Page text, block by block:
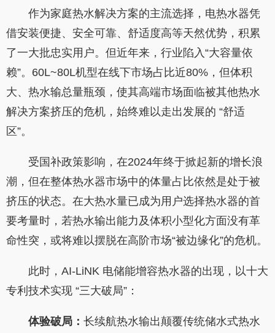
作为家庭热水解决方案的主流选择，电热水器凭
借安装便捷、安全可靠、舒适度高等天然优势，积累
了一大批忠实用户。但近年来，行业陷入“大容量依
赖”。60L~80L机型在线下市场占比近80%，但体积
大、热水输总量瓶颈，使其高端市场面临被其他热水
解决方案挤压的危机，始终难以走出发展的 “舒适
区”。
受国补政策影响，在2024年终于掀起新的增长浪
潮，但在整体热水器市场中的体量占比依然是处于被
挤压的状态。在大热水量已成为用户选择热水器的首
要考量时，若热水输出能力及体积小型化方面没有革
命性突，或将难以摆脱在高阶市场“被边缘化”的危机。
此时，AI-LiNK 电储能增容热水器的出现，以十大
专利技术实现 “三大破局”：
体验破局： 长续航热水输出颠覆传统储水式热水